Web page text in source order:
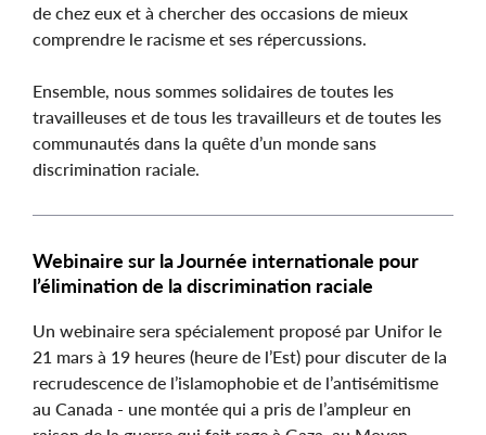
de chez eux et à chercher des occasions de mieux
comprendre le racisme et ses répercussions.
Ensemble, nous sommes solidaires de toutes les
travailleuses et de tous les travailleurs et de toutes les
communautés dans la quête d’un monde sans
discrimination raciale.
Webinaire sur la Journée internationale pour
l’élimination de la discrimination raciale
Un webinaire sera spécialement proposé par Unifor le
21 mars à 19 heures (heure de l’Est) pour discuter de la
recrudescence de l’islamophobie et de l’antisémitisme
au Canada - une montée qui a pris de l’ampleur en